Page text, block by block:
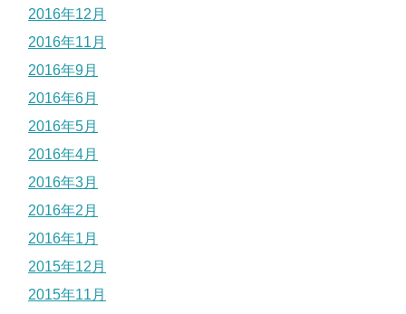
2016年12月
2016年11月
2016年9月
2016年6月
2016年5月
2016年4月
2016年3月
2016年2月
2016年1月
2015年12月
2015年11月